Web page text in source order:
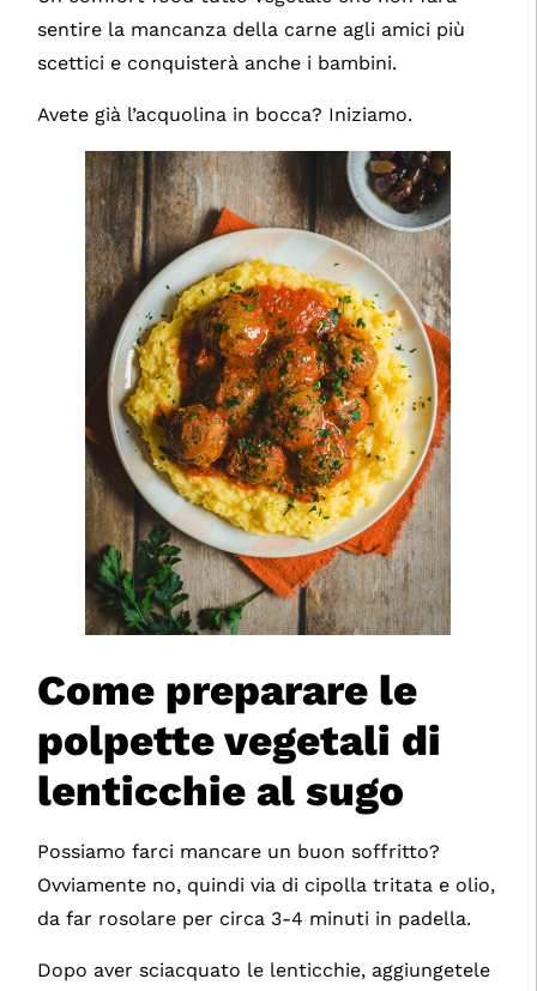
sentire la mancanza della carne agli amici più
scettici e conquisterà anche i bambini.
Avete già l’acquolina in bocca? Iniziamo.
Come preparare le
polpette vegetali di
lenticchie al sugo
Possiamo farci mancare un buon soffritto?
Ovviamente no, quindi via di cipolla tritata e olio,
da far rosolare per circa 3-4 minuti in padella.
Dopo aver sciacquato le lenticchie, aggiungetele